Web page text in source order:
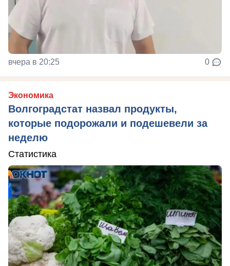
вчера в 20:25 0
Экономика
Волгоградстат назвал продукты,
которые подорожали и подешевели за
неделю
Статистика